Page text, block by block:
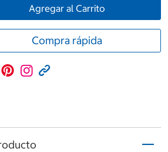
Agregar al Carrito
Compra rápida